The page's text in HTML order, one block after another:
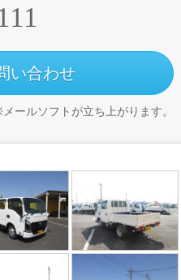
い合わせ
ールソフトが立ち上がります。